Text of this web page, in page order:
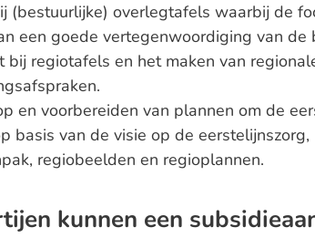
(bestuurlijke) overlegtafels waarbij de
een goede vertegenwoordiging van de
bij regiotafels en het maken van
en voorbereiden van plannen om de
basis van de visie op de
regiobeelden en regioplannen.
kunnen een